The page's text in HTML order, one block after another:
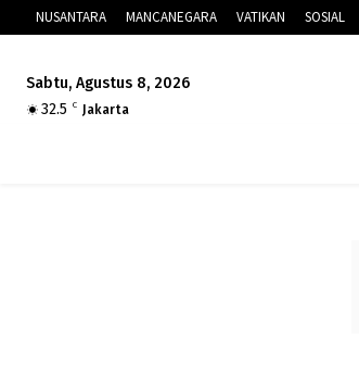
NUSANTARA MANCANEGARA VATIKAN SOSIAL
Sabtu, Agustus 8, 2026
32.5
C Jakarta